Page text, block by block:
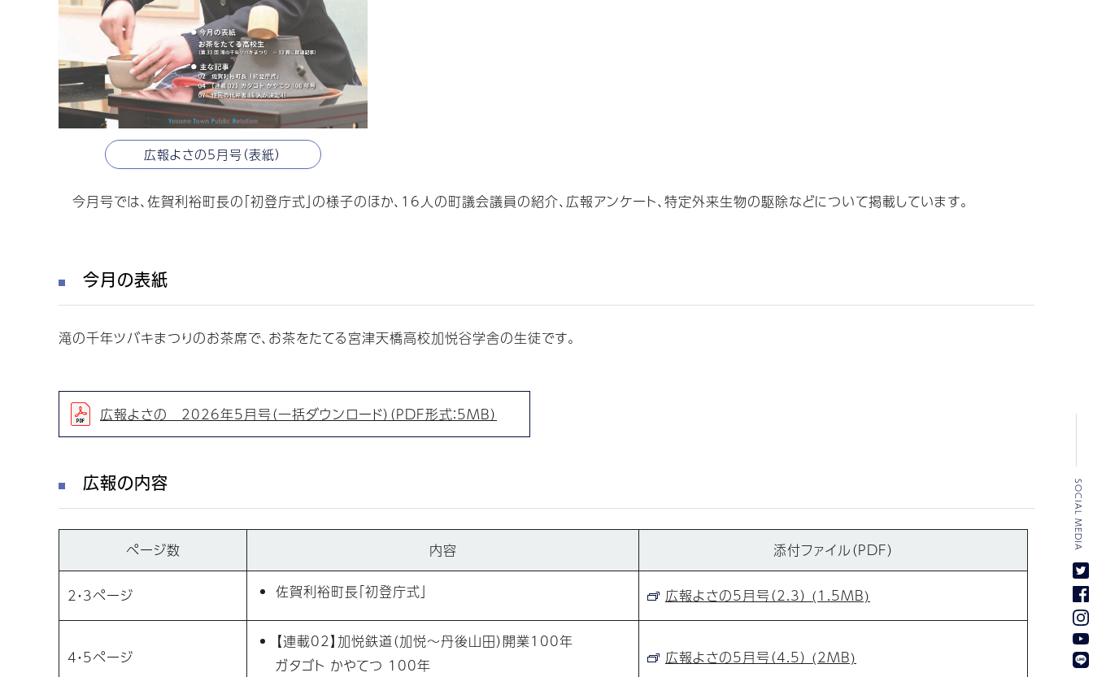
広報よさの5月号（表紙）
今月号では、佐賀利裕町長の「初登庁式」の様子のほか、16人の町議会議員の紹介、広報アンケート、特定外来生物の駆除などについて掲載しています。
今月の表紙
滝の千年ツバキまつりのお茶席で、お茶をたてる宮津天橋高校加悦谷学舎の生徒です。
広報よさの 2026年5月号（一括ダウンロード）（PDF形式：5MB）
広報の内容
ページ数 内容 添付ファイル（PDF）
2・3ページ 佐賀利裕町長「初登庁式」 広報よさの5月号（2.3） (1.5MB)
4・5ページ
【連載02】加悦鉄道（加悦〜丹後山田）開業100年
ガタゴト かやてつ 100年
広報よさの5月号（4.5） (2MB)
SOCIAL MEDIA